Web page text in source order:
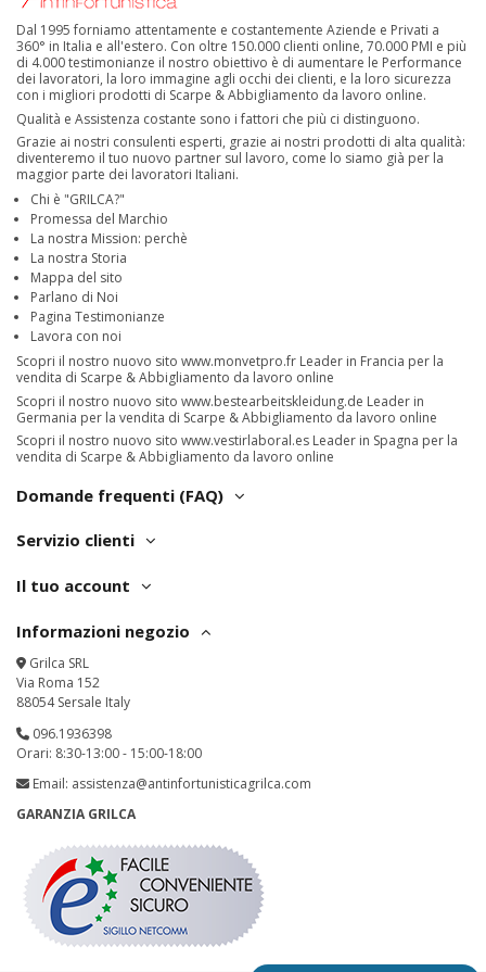
Dal 1995 forniamo attentamente e costantemente Aziende e Privati a
360° in Italia e all'estero. Con oltre 150.000 clienti online, 70.000 PMI e più
di 4.000 testimonianze il nostro obiettivo è di aumentare le Performance
dei lavoratori, la loro immagine agli occhi dei clienti, e la loro sicurezza
con i migliori prodotti di Scarpe & Abbigliamento da lavoro online.
Qualità e Assistenza costante sono i fattori che più ci distinguono.
Grazie ai nostri consulenti esperti, grazie ai nostri prodotti di alta qualità:
diventeremo il tuo nuovo partner sul lavoro, come lo siamo già per la
maggior parte dei lavoratori Italiani.
Chi è "GRILCA?"
Promessa del Marchio
La nostra Mission: perchè
La nostra Storia
Mappa del sito
Parlano di Noi
Pagina Testimonianze
Lavora con noi
Scopri il nostro nuovo sito www.monvetpro.fr Leader in Francia per la
vendita di Scarpe & Abbigliamento da lavoro online
Scopri il nostro nuovo sito www.bestearbeitskleidung.de Leader in
Germania per la vendita di Scarpe & Abbigliamento da lavoro online
Scopri il nostro nuovo sito www.vestirlaboral.es Leader in Spagna per la
vendita di Scarpe & Abbigliamento da lavoro online
Domande frequenti (FAQ)
Servizio clienti
Il tuo account
Informazioni negozio
Grilca SRL
Via Roma 152
88054 Sersale Italy
096.1936398
Orari: 8:30-13:00 - 15:00-18:00
Email: assistenza@antinfortunisticagrilca.com
GARANZIA GRILCA